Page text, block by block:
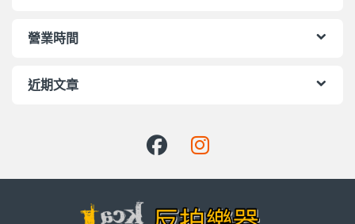
營業時間
近期文章